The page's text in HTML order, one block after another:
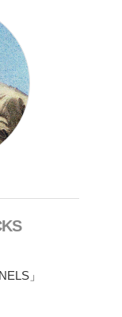
」